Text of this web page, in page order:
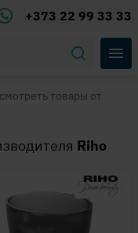
+373 22 99 33 33
товары от
Riho